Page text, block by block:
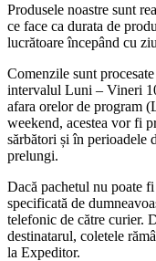
Produsele noastre sunt
ce face ca durata de
lucrătoare începând cu
Comenzile sunt
intervalul Luni – Vineri
afara orelor de program
weekend, acestea vor fi
sărbători și în perioadele
prelungi.
Dacă pachetul nu poate
specificată de
telefonic de către curier.
destinatarul, coletele
la Expeditor.